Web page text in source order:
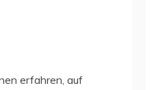
erfahren, auf